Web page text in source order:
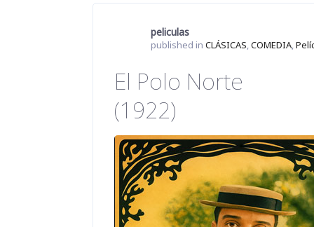
peliculas
published in CLÁSICAS COMEDIA
El Polo Norte
(1922)